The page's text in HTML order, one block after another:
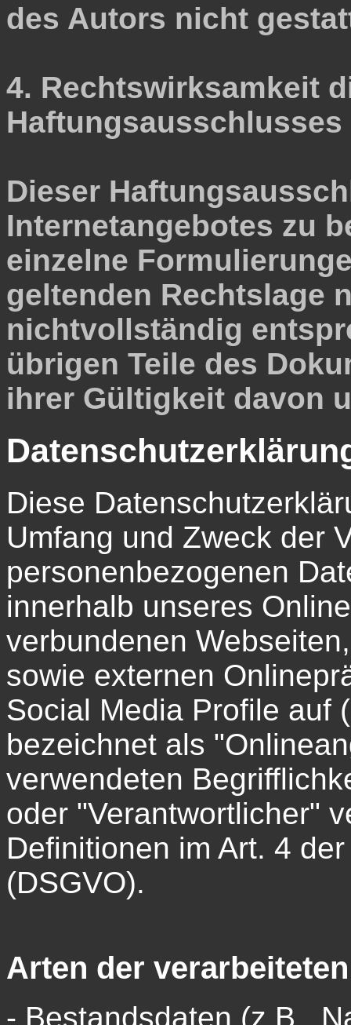
des Autors nicht
4. Rechtswirksamkeit
Haftungsausschlusses
Dieser
Internetangebotes zu
einzelne
geltenden Rechtslage
nichtvollständig
übrigen Teile des
ihrer Gültigkeit davon
Diese
Umfang und Zweck der
personenbezogenen
innerhalb unseres
verbundenen
sowie externen
Social Media Profile auf
bezeichnet als
verwendeten
oder "Verantwortlicher"
Definitionen im Art. 4
(DSGVO).
Arten der
- Bestandsdaten (z.B.,